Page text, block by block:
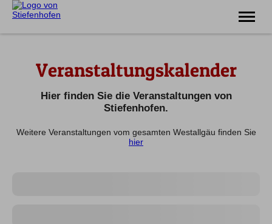
Familie
Unterkünfte
Prospekte
Veranstaltungskalender
Hier finden Sie die Veranstaltungen von
Stiefenhofen.
Weitere Veranstaltungen vom gesamten Westallgäu finden Sie
hier